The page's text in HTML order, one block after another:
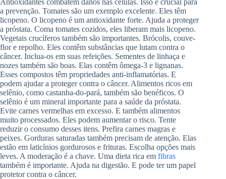
a prevenção. Tomates são um exemplo excelente. Eles têm
licopeno. O licopeno é um antioxidante forte. Ajuda a proteger
a próstata. Coma tomates cozidos, eles liberam mais licopeno.
Vegetais crucíferos também são importantes. Brócolis, couve-
flor e repolho. Eles contêm substâncias que lutam contra o
câncer. Inclua-os em suas refeições. Sementes de linhaça e
nozes também são boas. Elas contêm ômega-3 e lignanas.
Esses compostos têm propriedades anti-inflamatórias. E
podem ajudar a proteger contra o câncer. Alimentos ricos em
selênio, como castanha-do-pará, também são benéficos. O
selênio é um mineral importante para a saúde da próstata.
Evite carnes vermelhas em excesso. E também alimentos
muito processados. Eles podem aumentar o risco. Tente
reduzir o consumo desses itens. Prefira carnes magras e
peixes. Gorduras saturadas também precisam de atenção. Elas
estão em laticínios gordurosos e frituras. Escolha opções mais
leves. A moderação é a chave. Uma dieta rica em fibras
também é importante. Ajuda na digestão. E pode ter um papel
protetor contra o câncer.